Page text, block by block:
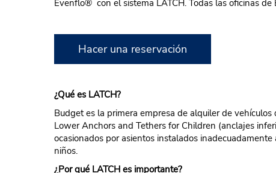
Evenflo® con el sistema LATCH. Todas las oficinas
Hacer una reservación
¿Qué es LATCH?
Budget es la primera empresa de alquiler de
Lower Anchors and Tethers for Children (anclajes
ocasionados por asientos instalados
niños.
¿Por qué LATCH es importante?